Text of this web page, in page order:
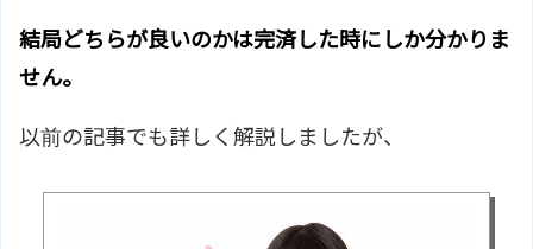
結局どちらが良いのかは完済した時にしか分かりま
せん。
以前の記事でも詳しく解説しましたが、